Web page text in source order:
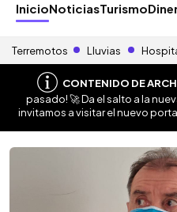
InicioNoticiasTurismo
Terremotos Lluvias
CONTENIDO DE
pasado! 🚀 Da el salto a la
invitamos a visitar el nuevo